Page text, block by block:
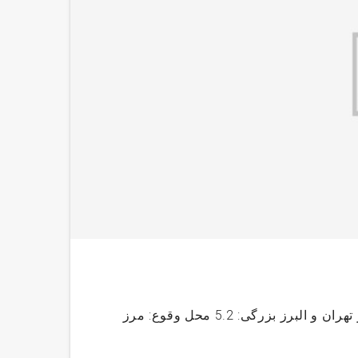
جزییات زلزله در تهران ♦️جزئیات زمین‌لرزه تهران/محل وقوع؛مرز تهران و البرز بزرگی: 5.2 محل وقوع: مرز